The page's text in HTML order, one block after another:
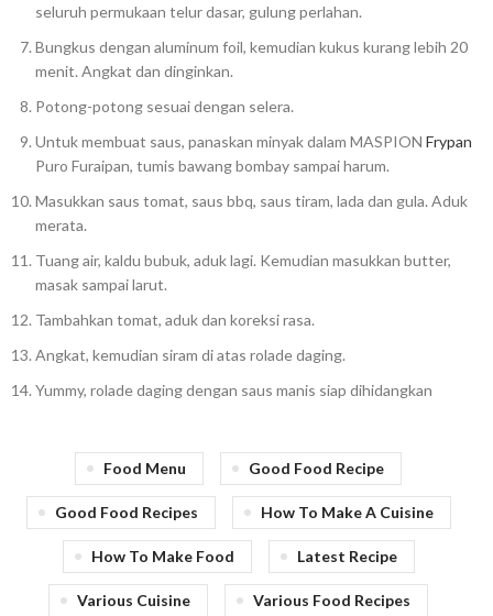
seluruh permukaan telur dasar, gulung perlahan.
Bungkus dengan aluminum foil, kemudian kukus kurang lebih 20
menit. Angkat dan dinginkan.
Potong-potong sesuai dengan selera.
Untuk membuat saus, panaskan minyak dalam MASPION Frypan
Puro Furaipan, tumis bawang bombay sampai harum.
Masukkan saus tomat, saus bbq, saus tiram, lada dan gula. Aduk
merata.
Tuang air, kaldu bubuk, aduk lagi. Kemudian masukkan butter,
masak sampai larut.
Tambahkan tomat, aduk dan koreksi rasa.
Angkat, kemudian siram di atas rolade daging.
Yummy, rolade daging dengan saus manis siap dihidangkan
Food Menu Good Food Recipe
Good Food Recipes How To Make A Cuisine
How To Make Food Latest Recipe
Various Cuisine Various Food Recipes